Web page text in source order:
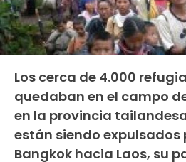
Los cerca de 4.000
quedaban en el campo
en la provincia
están siendo expulsados
Bangkok hacia Laos, su